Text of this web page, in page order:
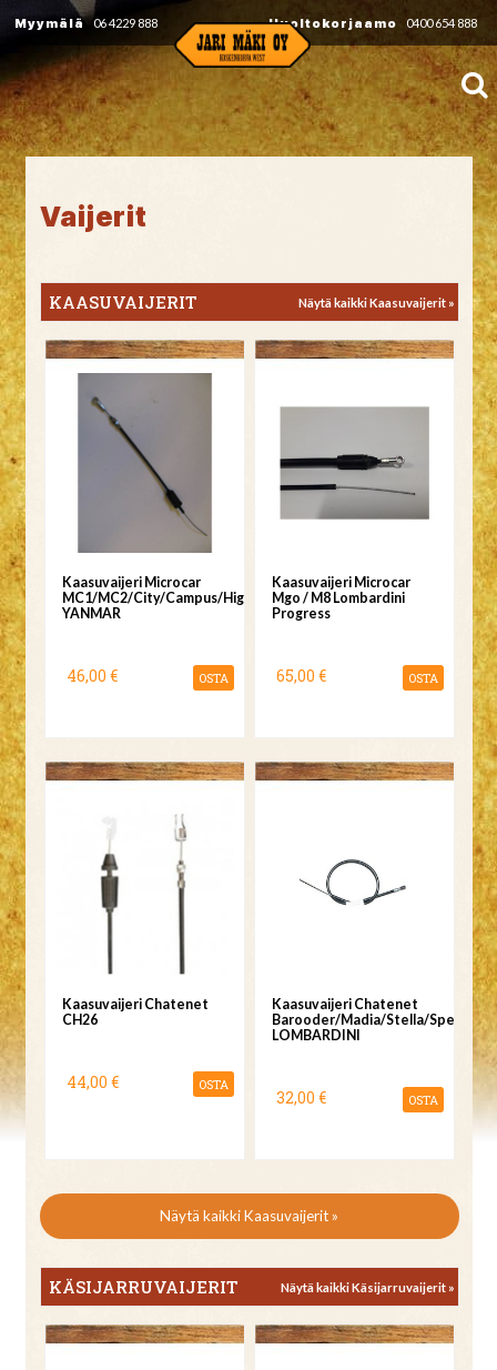
Myymälä 06 4229 888 Huoltokorjaamo 0400 654 888
Vaijerit
KAASUVAIJERIT Näytä kaikki Kaasuvaijerit »
Kaasuvaijeri Microcar
MC1/MC2/City/Campus/Highland
YANMAR
46,00 € OSTA
Kaasuvaijeri Microcar
Mgo / M8 Lombardini
Progress
65,00 € OSTA
Kaasuvaijeri Chatenet
CH26
44,00 € OSTA
Kaasuvaijeri Chatenet
Barooder/Madia/Stella/Speedino
LOMBARDINI
32,00 € OSTA
Näytä kaikki Kaasuvaijerit »
KÄSIJARRUVAIJERIT Näytä kaikki Käsijarruvaijerit »